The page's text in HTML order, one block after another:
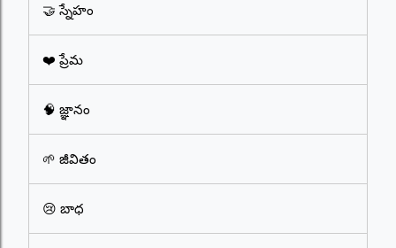
🤝 స్నేహం
❤️ ప్రేమ
🧠 జ్ఞానం
🌱 జీవితం
😢 బాధ